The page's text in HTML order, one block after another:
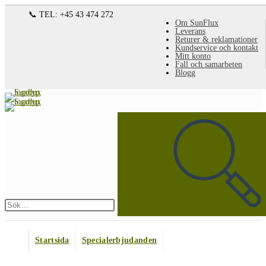
Om SunFlux
Leverans
Returer & reklamationer
Kundservice och kontakt
Mitt konto
Fall och samarbeten
Blogg
📞 TEL: +45 43 474 272
Startsida
Specialerbjudanden